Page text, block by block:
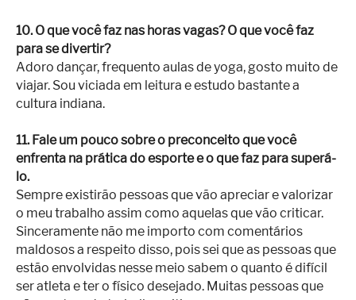
10. O que você faz nas horas vagas? O que você faz
para se divertir?
Adoro dançar, frequento aulas de yoga, gosto muito de
viajar. Sou viciada em leitura e estudo bastante a
cultura indiana.
11. Fale um pouco sobre o preconceito que você
enfrenta na prática do esporte e o que faz para superá-
lo.
Sempre existirão pessoas que vão apreciar e valorizar
o meu trabalho assim como aquelas que vão criticar.
Sinceramente não me importo com comentários
maldosos a respeito disso, pois sei que as pessoas que
estão envolvidas nesse meio sabem o quanto é difícil
ser atleta e ter o físico desejado. Muitas pessoas que